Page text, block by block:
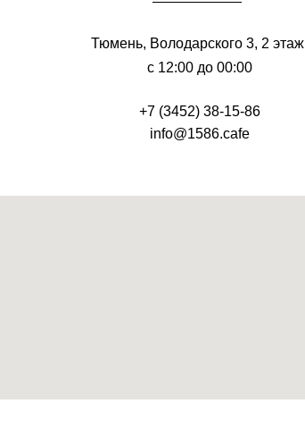
Тюмень, Володарского 3, 2 этаж
с 12:00 до 00:00
+7 (3452) 38-15-86
info@1586.cafe